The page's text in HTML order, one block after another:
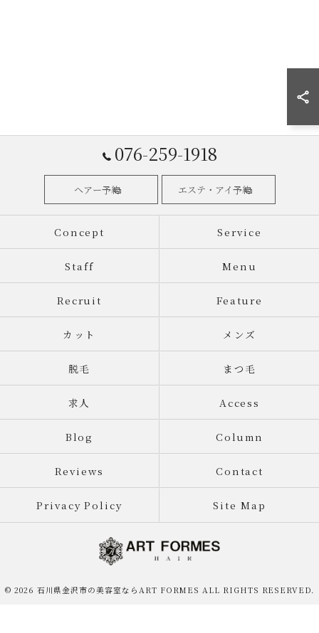
076-259-1918
ヘアー予約 エステ・アイ予約
Concept Service
Staff Menu
Recruit Feature
カット メンズ
脱毛 まつ毛
求人 Access
Blog Column
Reviews Contact
Privacy Policy Site Map
© 2026 石川県金沢市の美容室ならART FORMES ALL RIGHTS RESERVED.